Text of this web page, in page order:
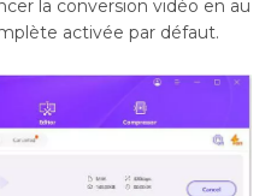
la conversion vidéo en au
activée par défaut.